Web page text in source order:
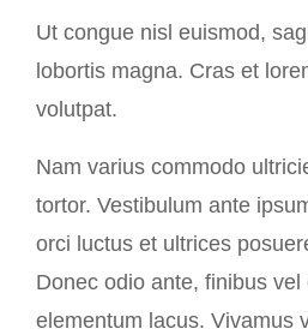
Ut congue nisl euismod,
lobortis magna. Cras et
volutpat.
Nam varius commodo
tortor. Vestibulum ante
orci luctus et ultrices
Donec odio ante, finibus
elementum lacus. Vivamus